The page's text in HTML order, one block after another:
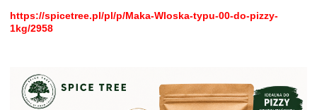
https://spicetree.pl/pl/p/Maka-Wloska-typu-00-do-pizzy-
1kg/2958